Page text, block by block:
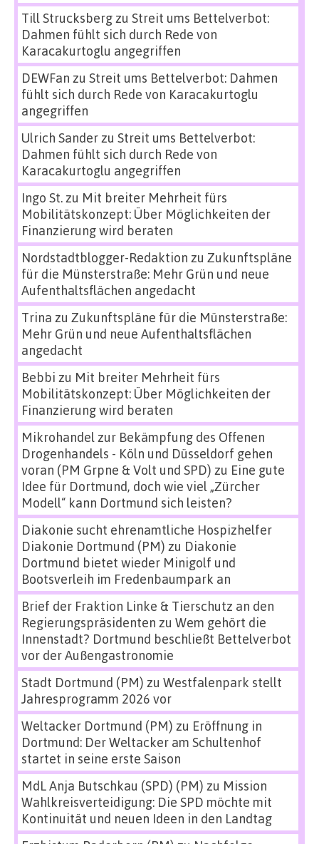
Till Strucksbergzu Streit ums Bettelverbot:
Dahmen fühlt sich durch Rede von
Karacakurtoglu angegriffen
DEWFan zu Streit ums Bettelverbot: Dahmen
fühlt sich durch Rede von Karacakurtoglu
angegriffen
Ulrich Sanderzu Streit ums Bettelverbot:
Dahmen fühlt sich durch Rede von
Karacakurtoglu angegriffen
Ingo St.zu Mit breiter Mehrheit fürs
Mobilitätskonzept: Über Möglichkeiten der
Finanzierung wird beraten
Nordstadtblogger-Redaktion zu Zukunftspläne
für die Münsterstraße: Mehr Grün und neue
Aufenthaltsflächen angedacht
Trina zu Zukunftspläne für die Münsterstraße:
Mehr Grün und neue Aufenthaltsflächen
angedacht
Bebbi zu Mit breiter Mehrheit fürs
Mobilitätskonzept: Über Möglichkeiten der
Finanzierung wird beraten
Mikrohandel zur Bekämpfung des Offenen
Drogenhandels - Köln und Düsseldorf gehen
voran (PM Grpne & Volt und SPD) zu Eine gute
Idee für Dortmund, doch wie viel „Zürcher
Modell“ kann Dortmund sich leisten?
Diakonie sucht ehrenamtliche Hospizhelfer
Diakonie Dortmund (PM) zu Diakonie
Dortmund bietet wieder Minigolf und
Bootsverleih im Fredenbaumpark an
Brief der Fraktion Linke & Tierschutz an den
Regierungspräsidenten zu Wem gehört die
Innenstadt? Dortmund beschließt Bettelverbot
vor der Außengastronomie
Stadt Dortmund (PM) zu Westfalenpark stellt
Jahresprogramm 2026 vor
Weltacker Dortmund (PM) zu Eröffnung in
Dortmund: Der Weltacker am Schultenhof
startet in seine erste Saison
MdL Anja Butschkau (SPD) (PM) zu Mission
Wahlkreisverteidigung: Die SPD möchte mit
Kontinuität und neuen Ideen in den Landtag